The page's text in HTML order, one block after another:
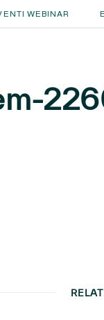
WEBINAR